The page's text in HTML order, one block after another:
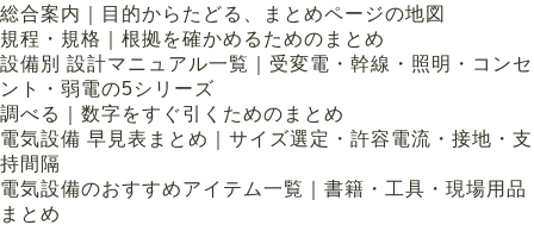
総合案内｜目的からたどる、まとめページの地図
規程・規格｜根拠を確かめるためのまとめ
設備別 設計マニュアル一覧｜受変電・幹線・照明・コンセ
ント・弱電の5シリーズ
調べる｜数字をすぐ引くためのまとめ
電気設備 早見表まとめ｜サイズ選定・許容電流・接地・支
持間隔
電気設備のおすすめアイテム一覧｜書籍・工具・現場用品
まとめ